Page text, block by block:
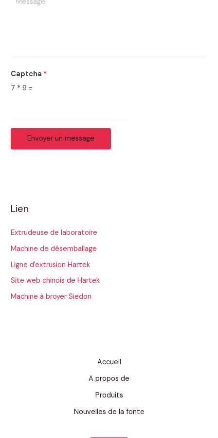
Captcha *
7 * 9 =
Envoyer un message
Lien
Extrudeuse de laboratoire
Machine de désemballage
Ligne d'extrusion Hartek
Site web chinois de Hartek
Machine à broyer Siedon
Accueil
A propos de
Produits
Nouvelles de la fonte